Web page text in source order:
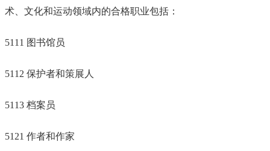
术、文化和运动领域内的合格职业包括：
5111 图书馆员
5112 保护者和策展人
5113 档案员
5121 作者和作家